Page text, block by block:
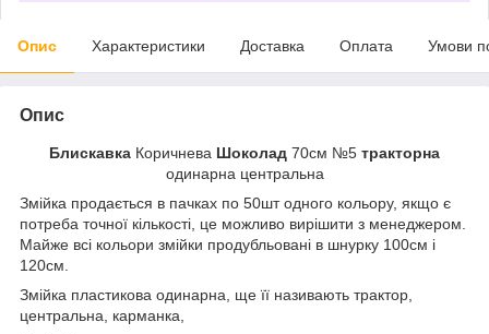
Опис Характеристики Доставка Оплата Умови
Опис
Блискавка Коричнева Шоколад 70см №5 тракторна
одинарна центральна
Змійка продається в пачках по 50шт одного кольору, якщо є
потреба точної кількості, це можливо вирішити з менеджером.
Майже всі кольори змійки продубльовані в шнурку 100см і
120см.
Змійка пластикова одинарна, ще її називають трактор,
центральна, карманка,